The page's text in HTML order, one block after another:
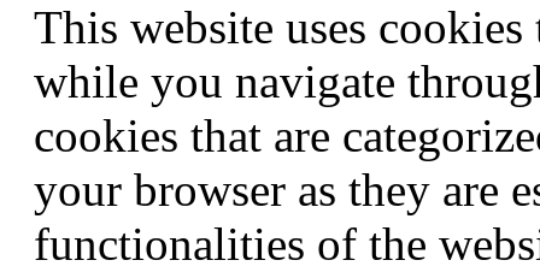
This website uses
while you navigate
cookies that are
your browser as they are
functionalities of the